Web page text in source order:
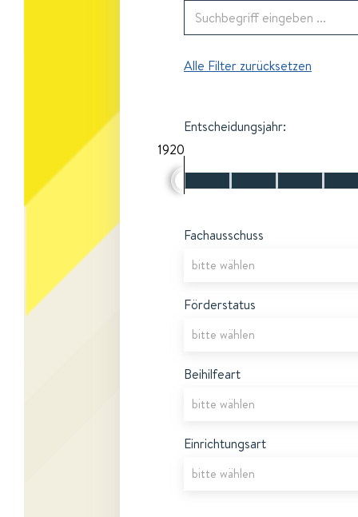
Alle Filter zurücksetzen
Entscheidungsjahr:
1920
Fachausschuss
Förderstatus
Beihilfeart
Einrichtungsart